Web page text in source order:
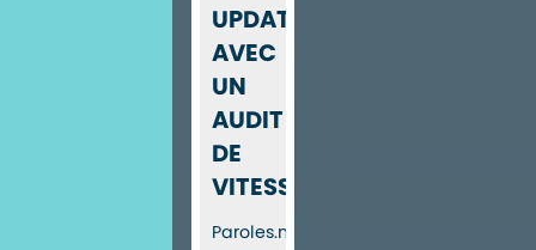
UPDATE
AVEC
UN
AUDIT
DE
VITESSE
Paroles.net